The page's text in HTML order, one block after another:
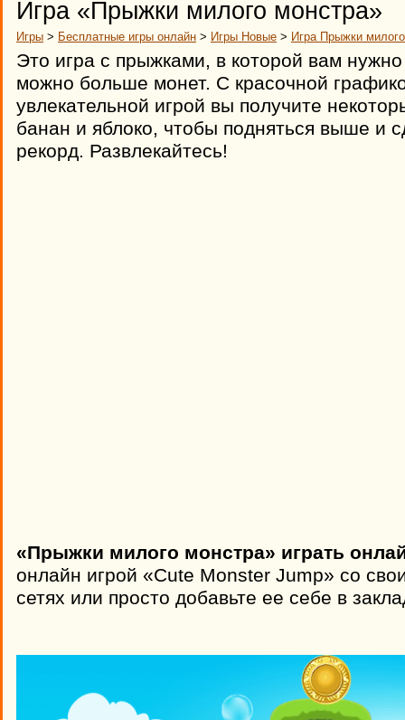
Игра «Прыжки милого монстра»
Игры > Бесплатные игры онлайн > Игры Новые > Игра Прыжки
Это игра с прыжками, в которой вам нужно
можно больше монет. С красочной
увлекательной игрой вы получите
банан и яблоко, чтобы подняться выше и
рекорд. Развлекайтесь!
«Прыжки милого монстра» играть
онлайн игрой «Cute Monster Jump» со
сетях или просто добавьте ее себе в